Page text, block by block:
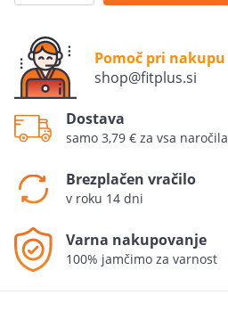
Pomoč pri nakupu
shop@fitplus.si
Dostava
samo 3,79 € za vsa naročila
Brezplačen vračilo
v roku 14 dni
Varna nakupovanje
100% jamčimo za varnost